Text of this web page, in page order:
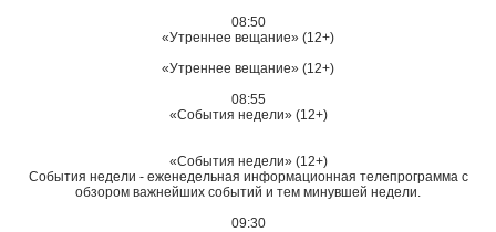
08:50
«Утреннее вещание» (12+)
«Утреннее вещание» (12+)
08:55
«События недели» (12+)
«События недели» (12+)
События недели - еженедельная информационная телепрограмма с
обзором важнейших событий и тем минувшей недели.
09:30